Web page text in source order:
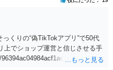
くりの“偽TikTokアプリ”で50代
上でショップ運営と信じさせる手